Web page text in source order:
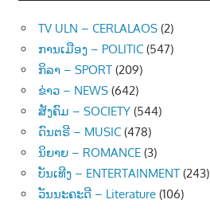
TV ULN – CERLALAOS (2)
ການເມືອງ – POLITIC (547)
ກິລາ – SPORT (209)
ຂ່າວ – NEWS (642)
ສັງຄົມ – SOCIETY (544)
ດົນຕຣີ – MUSIC (478)
ນິຍາຍ – ROMANCE (3)
ບັນເທີງ – ENTERTAINMENT (243)
ວັນນະຄະດີ – Literature (106)